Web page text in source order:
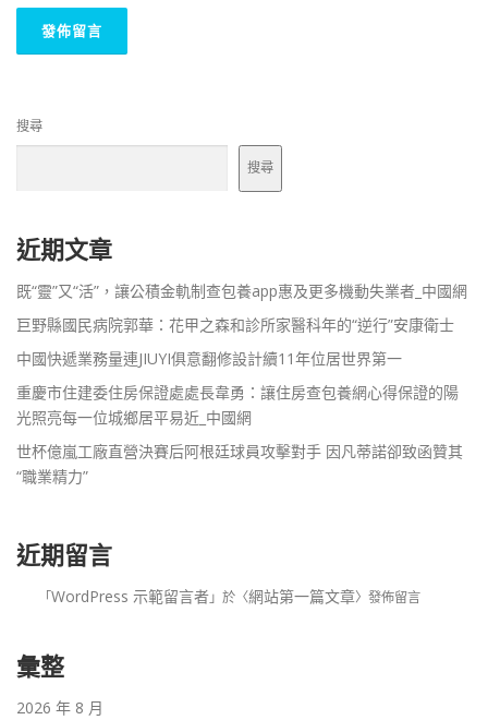
搜尋
搜尋
近期文章
既“靈”又“活”，讓公積金軌制查包養app惠及更多機動失業者_中國網
巨野縣國民病院郭華：花甲之森和診所家醫科年的“逆行”安康衛士
中國快遞業務量連JIUYI俱意翻修設計續11年位居世界第一
重慶市住建委住房保證處處長韋勇：讓住房查包養網心得保證的陽
光照亮每一位城鄉居平易近_中國網
世杯億嵐工廠直營決賽后阿根廷球員攻擊對手 因凡蒂諾卻致函贊其
“職業精力”
近期留言
「WordPress 示範留言者」於〈網站第一篇文章〉發佈留言
彙整
2026 年 8 月